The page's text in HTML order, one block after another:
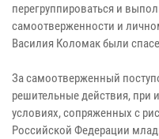
перегруппироваться и
самоотверженности и
Василия Коломак были
За самоотверженный
решительные действия, при
условиях, сопряженных с
Российской Федерации